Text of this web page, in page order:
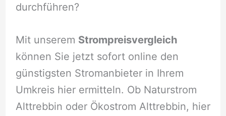
durchführen?
Mit unserem Strompreisvergleich
können Sie jetzt sofort online den
günstigsten Stromanbieter in Ihrem
Umkreis hier ermitteln. Ob Naturstrom
Alttrebbin oder Ökostrom Alttrebbin, hier